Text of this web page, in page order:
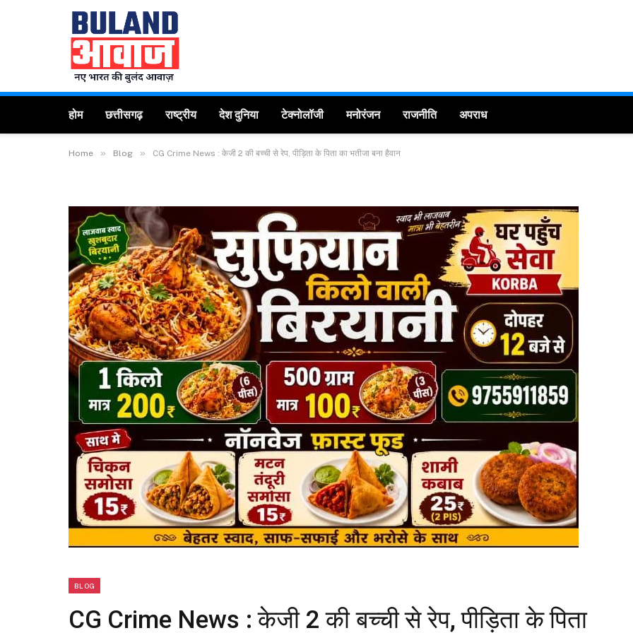
होम छत्तीसगढ़ राष्ट्रीय देश दुनिया टेक्नोलॉजी मनोरंजन राजनीति अपराध
Home » Blog » CG Crime News : केजी 2 की बच्ची से रेप, पीड़िता के पिता का भतीजा बना हैवान
BLOG
CG Crime News : केजी 2 की बच्ची से रेप, पीड़िता के पिता